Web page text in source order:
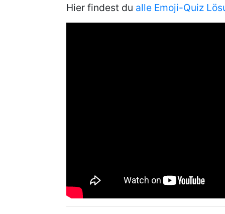
Hier findest du alle Emoji-Quiz